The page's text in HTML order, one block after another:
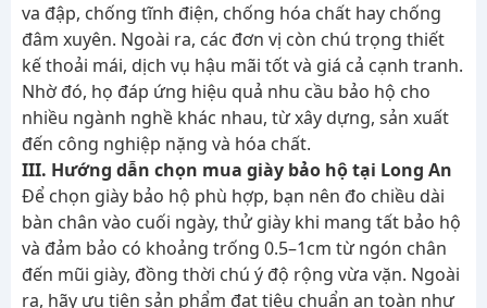
va đập, chống tĩnh điện, chống hóa chất hay chống
đâm xuyên. Ngoài ra, các đơn vị còn chú trọng thiết
kế thoải mái, dịch vụ hậu mãi tốt và giá cả cạnh tranh.
Nhờ đó, họ đáp ứng hiệu quả nhu cầu bảo hộ cho
nhiều ngành nghề khác nhau, từ xây dựng, sản xuất
đến công nghiệp nặng và hóa chất.
III. Hướng dẫn chọn mua giày bảo hộ tại Long An
Để chọn giày bảo hộ phù hợp, bạn nên đo chiều dài
bàn chân vào cuối ngày, thử giày khi mang tất bảo hộ
và đảm bảo có khoảng trống 0.5–1cm từ ngón chân
đến mũi giày, đồng thời chú ý độ rộng vừa vặn. Ngoài
ra, hãy ưu tiên sản phẩm đạt tiêu chuẩn an toàn như